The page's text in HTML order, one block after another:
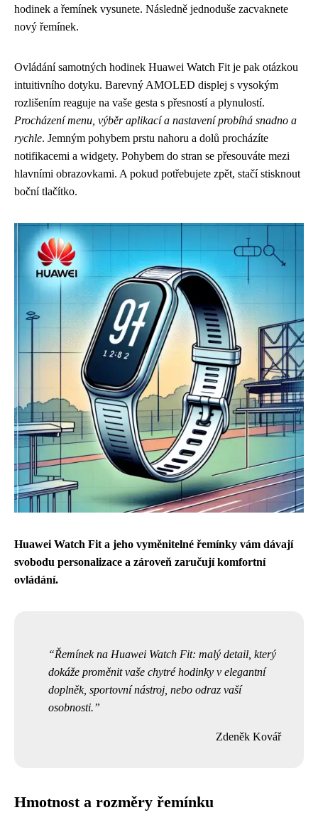
hodinek a řemínek vysunete. Následně jednoduše zacvaknete
nový řemínek.
Ovládání samotných hodinek Huawei Watch Fit je pak otázkou
intuitivního dotyku. Barevný AMOLED displej s vysokým
rozlišením reaguje na vaše gesta s přesností a plynulostí.
Procházení menu, výběr aplikací a nastavení probíhá snadno a
rychle. Jemným pohybem prstu nahoru a dolů procházíte
notifikacemi a widgety. Pohybem do stran se přesouváte mezi
hlavními obrazovkami. A pokud potřebujete zpět, stačí stisknout
boční tlačítko.
Huawei Watch Fit a jeho vyměnitelné řemínky vám dávají
svobodu personalizace a zároveň zaručují komfortní
ovládání.
Řemínek na Huawei Watch Fit: malý detail, který
dokáže proměnit vaše chytré hodinky v elegantní
doplněk, sportovní nástroj, nebo odraz vaší
osobnosti.
Zdeněk Kovář
Hmotnost a rozměry řemínku